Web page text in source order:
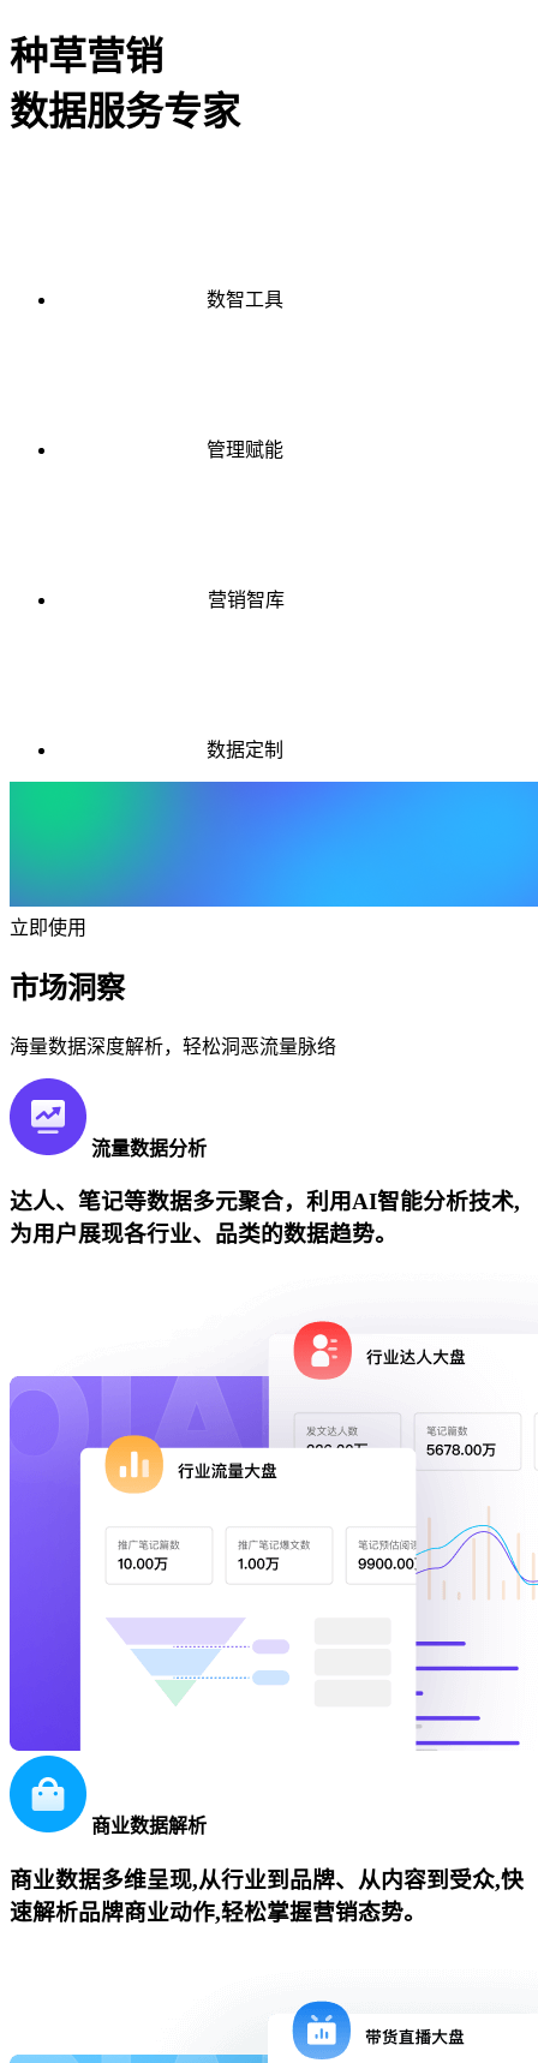
种草营销
数据服务专家
数智工具
管理赋能
营销智库
数据定制
立即使用
市场洞察
海量数据深度解析，轻松洞恶流量脉络
流量数据分析
达人、笔记等数据多元聚合，利用AI智能分析技术,
为用户展现各行业、品类的数据趋势。
商业数据解析
商业数据多维呈现,从行业到品牌、从内容到受众,快
速解析品牌商业动作,轻松掌握营销态势。